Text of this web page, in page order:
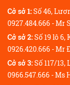
Cở sở 1:Số 46,
0927.484.666 - Mr
Cở sở 2:Số 19 lô
0926.420.666 - Mr
Cở sở 3:Số 117/
0966.547.666 - Ms